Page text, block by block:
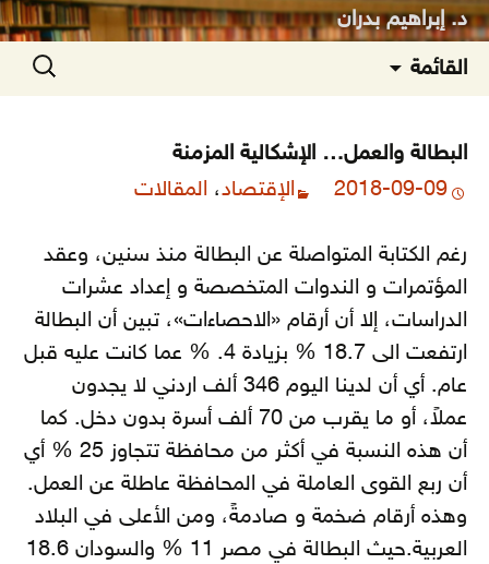
د. إبراهيم بدران
القائمة
إلى
البحث
عن:
البطالة والعمل… الإشكالية المزمنة
2018-09-09
الإقتصاد، المقالات
رغم الكتابة المتواصلة عن البطالة منذ سنين، وعقد
المؤتمرات و الندوات المتخصصة و إعداد عشرات
الدراسات، إلا أن أرقام «الاحصاءات»، تبين أن البطالة
ارتفعت الى 18.7 % بزيادة 4. % عما كانت عليه قبل
عام.
أي أن لدينا اليوم 346 ألف اردني لا يجدون
عملاً، أو ما يقرب من 70 ألف أسرة بدون دخل. كما
أن هذه النسبة في أكثر من محافظة تتجاوز 25 % أي
أن ربع القوى العاملة في المحافظة عاطلة عن العمل.
وهذه أرقام ضخمة و صادمةً، ومن الأعلى في البلاد
العربية.حيث البطالة في مصر 11 % والسودان 18.6